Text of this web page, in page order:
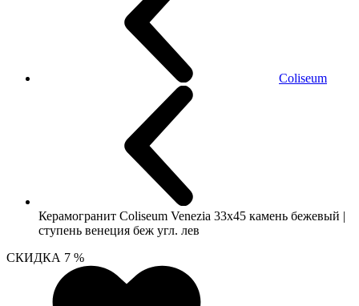
Coliseum
Керамогранит Coliseum Venezia 33х45 камень бежевый |
ступень венеция беж угл. лев
СКИДКА 7 %